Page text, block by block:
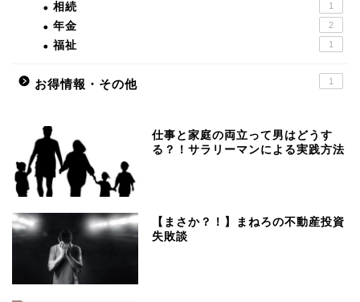
相続 1
年金 2
福祉 1
お得情報・その他 1
仕事と家庭の両立って男はどうす
る？！サラリーマンによる実践方法
【まさか？！】まねろの不動産投資
失敗談